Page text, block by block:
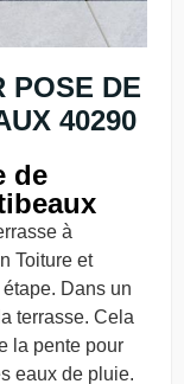
POSE DE
40290
de
à
Toiture et
Dans un
terrasse. Cela
la pente pour
eaux de pluie.